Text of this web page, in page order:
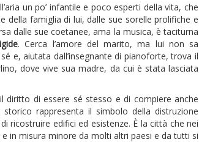
un po’ infantile e poco esperti della vita, che
della famiglia di lui, dalle sue sorelle prolifiche e
dalle sue coetanee, ama la musica, è taciturna
. Cerca l’amore del marito, ma lui non sa
e, aiutata dall’insegnante di pianoforte, trova il
dove vive sua madre, da cui è stata lasciata
diritto di essere sé stesso e di compiere anche
rappresenta il simbolo della distruzione
ricostruire edifici ed esistenze. È la città che nei
in misura minore da molti altri paesi e da tutti si